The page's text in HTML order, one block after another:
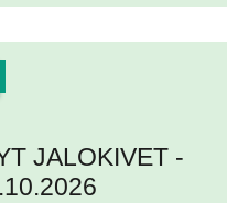
JALOKIVET -